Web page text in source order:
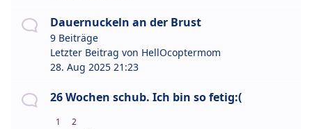
Dauernuckeln an der Brust
9 Beiträge
Letzter Beitrag von HellOcoptermom
28. Aug 2025 21:23
26 Wochen schub. Ich bin so fetig:(
1 2